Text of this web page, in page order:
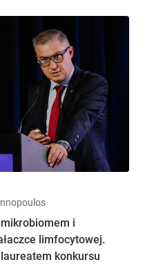
i
limfocytowej.
konkursu